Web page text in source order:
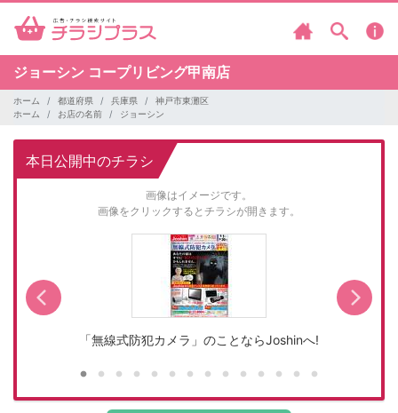
ジョーシン コープリビング甲南店
ホーム 都道府県 兵庫県
神戸市東灘区
ホーム
お店の名前 ジョーシン
本日公開中のチラシ
画像はイメージです。
画像をクリックするとチラシが開きます。
「無線式防犯カメラ」のことならJoshinへ!